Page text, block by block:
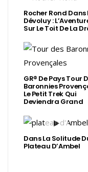
Rocher Rond Dans
Dévoluy :
Sur Le Toit De La
GR® De Pays Tour
Baronnies
Le Petit Trek Qui
Deviendra Grand
Dans La Solitude
Plateau D’Ambel